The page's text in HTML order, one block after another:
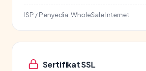
ISP / Penyedia:WholeSale Internet
Sertifikat SSL